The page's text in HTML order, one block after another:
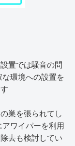
置では騒音の問
環境への設置を
巣を張られてし
ワイパーを利用
去も検討してい